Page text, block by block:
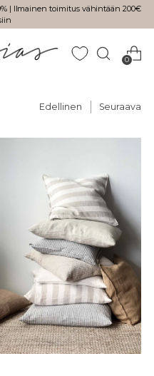
| Ilmainen toimitus vähintään 200€
0
Edellinen Seuraava